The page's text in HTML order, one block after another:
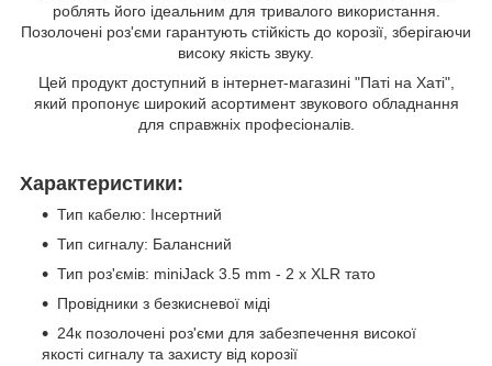
роблять його ідеальним для тривалого використання.
Позолочені роз'єми гарантують стійкість до корозії, зберігаючи
високу якість звуку.
Цей продукт доступний в інтернет-магазині "Паті на Хаті",
який пропонує широкий асортимент звукового обладнання
для справжніх професіоналів.
Характеристики:
Тип кабелю: Інсертний
Тип сигналу: Балансний
Тип роз'ємів: miniJack 3.5 mm - 2 x XLR тато
Провідники з безкисневої міді
24к позолочені роз'єми для забезпечення високої
якості сигналу та захисту від корозії